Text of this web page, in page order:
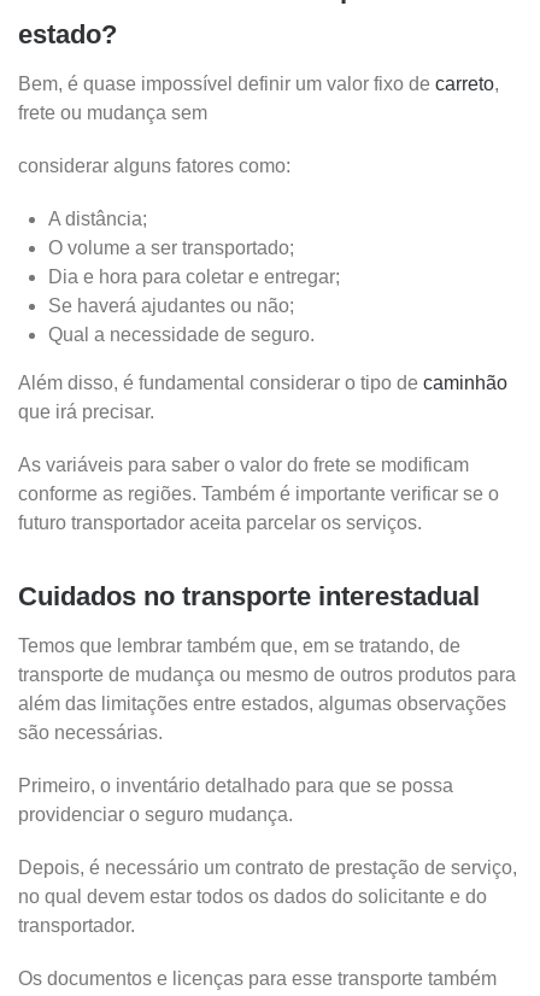
estado?
Bem, é quase impossível definir um valor fixo de carreto,
frete ou mudança sem
considerar alguns fatores como:
A distância;
O volume a ser transportado;
Dia e hora para coletar e entregar;
Se haverá ajudantes ou não;
Qual a necessidade de seguro.
Além disso, é fundamental considerar o tipo de caminhão
que irá precisar.
As variáveis para saber o valor do frete se modificam
conforme as regiões. Também é importante verificar se o
futuro transportador aceita parcelar os serviços.
Cuidados no transporte interestadual
Temos que lembrar também que, em se tratando, de
transporte de mudança ou mesmo de outros produtos para
além das limitações entre estados, algumas observações
são necessárias.
Primeiro, o inventário detalhado para que se possa
providenciar o seguro mudança.
Depois, é necessário um contrato de prestação de serviço,
no qual devem estar todos os dados do solicitante e do
transportador.
Os documentos e licenças para esse transporte também